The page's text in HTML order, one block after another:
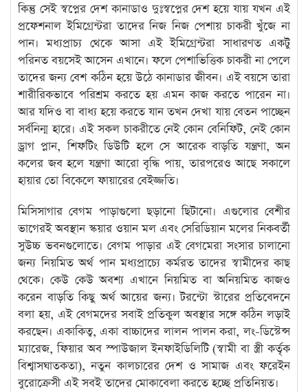
কিন্তু সেই স্বপ্নের দেশ কানাডাও দুঃস্বপ্নের দেশ হয়ে যায় যখন এই
প্রফেশনাল ইমিগ্রেন্টরা তাদের নিজ নিজ পেশায় চাকরী খুঁজে না
পান। মধ্যপ্রাচ্য থেকে আসা এই ইমিগ্রেন্টরা সাধারণত একটু
পরিনত বয়সেই আসেন এখানে। ফলে পেশাভিত্তিক চাকরী না পেলে
তাদের জন্য বেশ কঠিন হয়ে উঠে কানাডার জীবন। এই বয়সে তারা
শারীরিকভাবে পরিশ্রম করতে হয় এমন কাজ করতে পারেন না।
আর যদিও বা বাধ্য হয়ে করতে যান তখন দেখা যায় বেতন পাচ্ছেন
সর্বনিন্ম হারে। এই সকল চাকরীতে নেই কোন বেনিফিট, নেই কোন
ড্রাগ প্লান, শিফটিং ডিউটি হলে সে আরেক বাড়তি যন্ত্রণা, অন
কলের জব হলে যন্ত্রণা আরো বৃদ্ধি পায়, তারপরেও আছে সকালে
হায়ার তো বিকেলে ফায়ারের বেইজ্জতি।
মিসিসাগার বেগম পাড়াগুলো ছড়ানো ছিটানো। এগুলোর বেশীর
ভাগেরই অবস্থান স্কয়ার ওয়ান মল এবং সেরিডিয়ান মলের নিকবর্তী
সুউচ্চ ভবনগুলোতে। বেগম পাড়ার এই বেগমেরা সংসার চালানো
জন্য নিয়মিত অর্থ পান মধ্যপ্রাচ্যে কর্মরত তাদের স্বামীদের কাছ
থেকে। কেউ কেউ অবশ্য এখানে নিয়মিত বা অনিয়মিত কাজও
করেন বাড়তি কিছু অর্থ আয়ের জন্য। টরন্টো স্টারের প্রতিবেদনে
বলা হয়, এই বেগমদের সবাই প্রতিকুল অবস্থার সঙ্গে কঠিন লড়াই
করছেন। একাকিত্ব, একা বাচ্চাদের লালন পালন করা, লং-ডিস্টেন্স
ম্যারেজ, ফিয়ার অব স্পাউজাল ইনফাইডিলিটি (স্বামী বা স্ত্রী কর্তৃক
বিশ্বাসঘাতকতা), নতুন কালচারের দেশ ও সামাজ এবং ফরেইন
বুরোক্রেসী এই সবই তাদের মোকাবেলা করতে হচ্ছে প্রতিনিয়ত।